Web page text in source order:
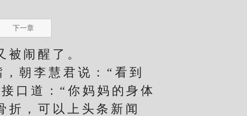
下一章
闹醒了。
朝李慧君说：“看到
口道：“你妈妈的身体
折，可以上头条新闻